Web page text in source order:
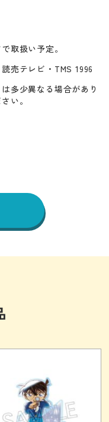
取扱い予定。
売テレビ・TMS 1996
多少異なる場合があり
い。